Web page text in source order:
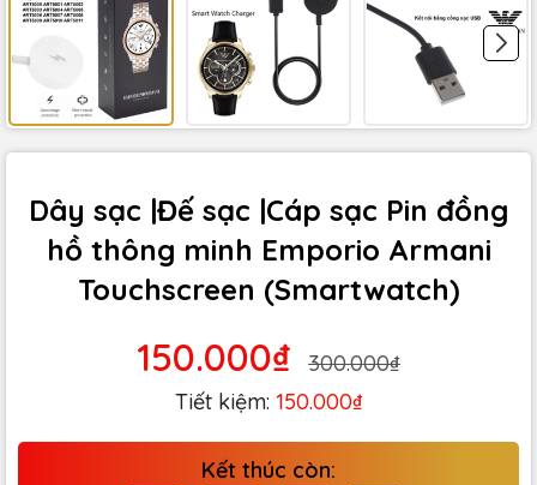
Dây sạc |Đế sạc |Cáp sạc Pin đồng
hồ thông minh Emporio Armani
Touchscreen (Smartwatch)
150.000₫
300.000₫
Tiết kiệm: 150.000₫
Kết thúc còn: